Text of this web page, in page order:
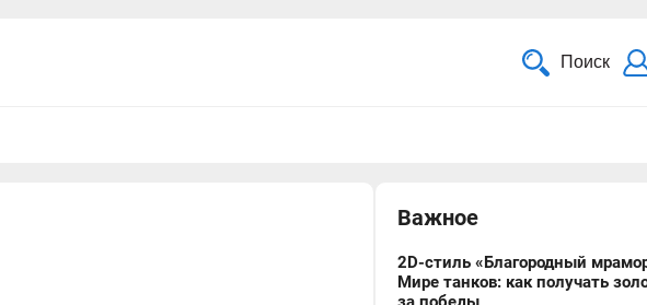
Поиск
Важное
2D-стиль «Благородный
Мире танков: как получать